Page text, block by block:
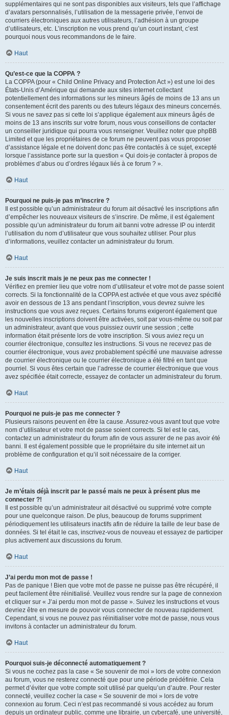
supplémentaires qui ne sont pas disponibles aux visiteurs, tels que l’affichage
d’avatars personnalisés, l’utilisation de la messagerie privée, l’envoi de
courriers électroniques aux autres utilisateurs, l’adhésion à un groupe
d’utilisateurs, etc. L’inscription ne vous prend qu’un court instant, c’est
pourquoi nous vous recommandons de le faire.
Haut
Qu’est-ce que la COPPA ?
La COPPA (pour « Child Online Privacy and Protection Act ») est une loi des
États-Unis d’Amérique qui demande aux sites internet collectant
potentiellement des informations sur les mineurs âgés de moins de 13 ans un
consentement écrit des parents ou des tuteurs légaux des mineurs concernés.
Si vous ne savez pas si cette loi s’applique également aux mineurs âgés de
moins de 13 ans inscrits sur votre forum, nous vous conseillons de contacter
un conseiller juridique qui pourra vous renseigner. Veuillez noter que phpBB
Limited et que les propriétaires de ce forum ne peuvent pas vous proposer
d’assistance légale et ne doivent donc pas être contactés à ce sujet, excepté
lorsque l’assistance porte sur la question « Qui dois-je contacter à propos de
problèmes d’abus ou d’ordres légaux liés à ce forum ? ».
Haut
Pourquoi ne puis-je pas m’inscrire ?
Il est possible qu’un administrateur du forum ait désactivé les inscriptions afin
d’empêcher les nouveaux visiteurs de s’inscrire. De même, il est également
possible qu’un administrateur du forum ait banni votre adresse IP ou interdit
l’utilisation du nom d’utilisateur que vous souhaitez utiliser. Pour plus
d’informations, veuillez contacter un administrateur du forum.
Haut
Je suis inscrit mais je ne peux pas me connecter !
Vérifiez en premier lieu que votre nom d’utilisateur et votre mot de passe soient
corrects. Si la fonctionnalité de la COPPA est activée et que vous avez spécifié
avoir en dessous de 13 ans pendant l’inscription, vous devrez suivre les
instructions que vous avez reçues. Certains forums exigeront également que
les nouvelles inscriptions doivent être activées, soit par vous-même ou soit par
un administrateur, avant que vous puissiez ouvrir une session ; cette
information était présente lors de votre inscription. Si vous aviez reçu un
courrier électronique, consultez les instructions. Si vous ne recevez pas de
courrier électronique, vous avez probablement spécifié une mauvaise adresse
de courrier électronique ou le courrier électronique a été filtré en tant que
pourriel. Si vous êtes certain que l’adresse de courrier électronique que vous
avez spécifiée était correcte, essayez de contacter un administrateur du forum.
Haut
Pourquoi ne puis-je pas me connecter ?
Plusieurs raisons peuvent en être la cause. Assurez-vous avant tout que votre
nom d’utilisateur et votre mot de passe soient corrects. Si tel est le cas,
contactez un administrateur du forum afin de vous assurer de ne pas avoir été
banni. Il est également possible que le propriétaire du site internet ait un
problème de configuration et qu’il soit nécessaire de la corriger.
Haut
Je m’étais déjà inscrit par le passé mais ne peux à présent plus me
connecter ?!
Il est possible qu’un administrateur ait désactivé ou supprimé votre compte
pour une quelconque raison. De plus, beaucoup de forums suppriment
périodiquement les utilisateurs inactifs afin de réduire la taille de leur base de
données. Si tel était le cas, inscrivez-vous de nouveau et essayez de participer
plus activement aux discussions du forum.
Haut
J’ai perdu mon mot de passe !
Pas de panique ! Bien que votre mot de passe ne puisse pas être récupéré, il
peut facilement être réinitialisé. Veuillez vous rendre sur la page de connexion
et cliquer sur « J’ai perdu mon mot de passe ». Suivez les instructions et vous
devriez être en mesure de pouvoir vous connecter de nouveau rapidement.
Cependant, si vous ne pouvez pas réinitialiser votre mot de passe, nous vous
invitons à contacter un administrateur du forum.
Haut
Pourquoi suis-je déconnecté automatiquement ?
Si vous ne cochez pas la case « Se souvenir de moi » lors de votre connexion
au forum, vous ne resterez connecté que pour une période prédéfinie. Cela
permet d’éviter que votre compte soit utilisé par quelqu’un d’autre. Pour rester
connecté, veuillez cocher la case « Se souvenir de moi » lors de votre
connexion au forum. Ceci n’est pas recommandé si vous accédez au forum
depuis un ordinateur public, comme une librairie, un cybercafé, une université,